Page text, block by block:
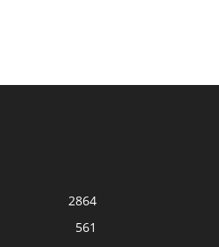
2864
561